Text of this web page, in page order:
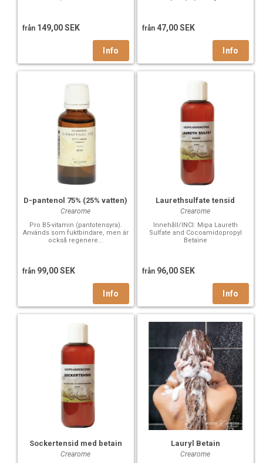
från 149,00 SEK från 47,00 SEK
D-pantenol 75% (25% vatten)
Crearome
Pro B5-vitamin (pantotensyra).
Används som fuktbindare, men är
också regenere...
från 99,00 SEK
Laurethsulfate tensid
Crearome
Innehåll/INCI: Mipa Laureth
Sulfate and Cocoamidopropyl
Betaine
från 96,00 SEK
Sockertensid med betain
Crearome
Lauryl Betain
Crearome